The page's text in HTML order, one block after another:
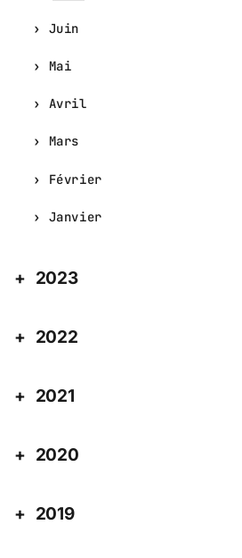
Juin
Mai
Avril
Mars
Février
Janvier
2023
2022
2021
2020
2019